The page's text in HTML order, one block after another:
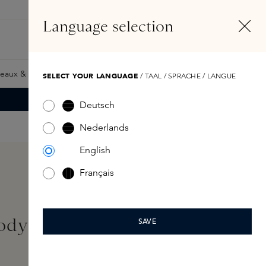
& Giftcards Samples Skins Exclusives Skins
Lotion 237ml
Language selection
SELECT YOUR LANGUAGE / TAAL / SPRACHE / LANGUE
Deutsch
Nederlands
English
Français
SAVE